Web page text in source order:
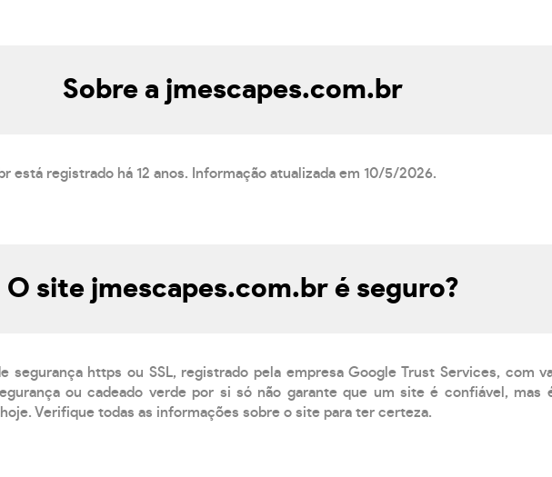
Sobre a jmescapes.com.br
está registrado há 12 anos. Informação atualizada em 10/5/2026.
O site jmescapes.com.br é seguro?
segurança https ou SSL, registrado pela empresa Google Trust Services, com
ou cadeado verde por si só não garante que um site é confiável, mas
Verifique todas as informações sobre o site para ter certeza.